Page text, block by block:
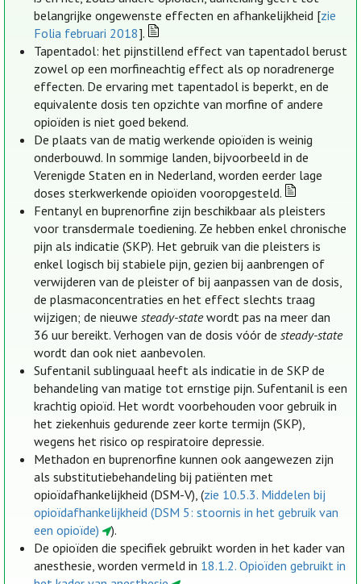
belangrijke ongewenste effecten en afhankelijkheid [zie
Folia februari 2018].
Tapentadol: het pijnstillend effect van tapentadol berust
zowel op een morfineachtig effect als op noradrenerge
effecten. De ervaring met tapentadol is beperkt, en de
equivalente dosis ten opzichte van morfine of andere
opioïden is niet goed bekend.
De plaats van de matig werkende opioïden is weinig
onderbouwd. In sommige landen, bijvoorbeeld in de
Verenigde Staten en in Nederland, worden eerder lage
doses sterkwerkende opioïden vooropgesteld.
Fentanyl en buprenorfine zijn beschikbaar als pleisters
voor transdermale toediening. Ze hebben enkel chronische
pijn als indicatie (SKP). Het gebruik van die pleisters is
enkel logisch bij stabiele pijn, gezien bij aanbrengen of
verwijderen van de pleister of bij aanpassen van de dosis,
de plasmaconcentraties en het effect slechts traag
wijzigen; de nieuwesteady-statewordt pas na meer dan
36 uur bereikt. Verhogen van de dosis vóór desteady-state
wordt dan ook niet aanbevolen.
Sufentanil sublinguaal heeft als indicatie in de SKP de
behandeling van matige tot ernstige pijn. Sufentanil is een
krachtig opioïd. Het wordt voorbehouden voor gebruik in
het ziekenhuis gedurende zeer korte termijn (SKP),
wegens het risico op respiratoire depressie.
Methadon en buprenorfine kunnen ook aangewezen zijn
als substitutiebehandeling bij patiënten met
opioïdafhankelijkheid (DSM-V), (zie 10.5.3. Middelen bij
opioïdafhankelijkheid (DSM 5: stoornis in het gebruik van
een opioïde)
).
De opioïden die specifiek gebruikt worden in het kader van
anesthesie, worden vermeld in 18.1.2. Opioïden gebruikt in